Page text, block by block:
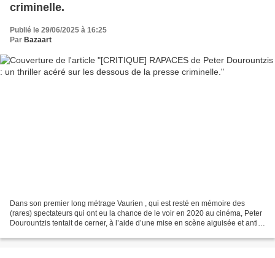
criminelle.
Publié le 29/06/2025 à 16:25
Par Bazaart
Dans son premier long métrage Vaurien , qui est resté en mémoire des
(rares) spectateurs qui ont eu la chance de le voir en 2020 au cinéma, Peter
Dourountzis tentait de cerner, à l’aide d’une mise en scène aiguisée et anti-